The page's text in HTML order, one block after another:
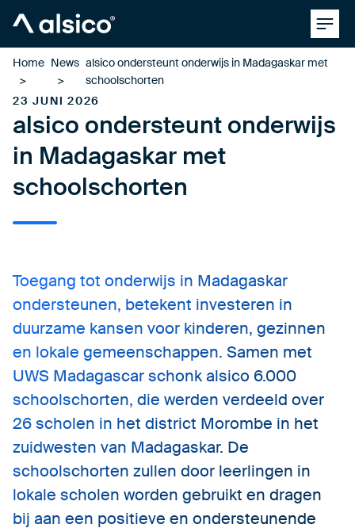
Home News alsico ondersteunt onderwijs in Madagaskar met
schoolschorten
23 JUNI 2026
alsico ondersteunt onderwijs
in Madagaskar met
schoolschorten
Toegang tot onderwijs in Madagaskar
ondersteunen, betekent investeren in
duurzame kansen voor kinderen, gezinnen
en lokale gemeenschappen. Samen met
UWS Madagascar schonk alsico 6.000
schoolschorten, die werden verdeeld over
26 scholen in het district Morombe in het
zuidwesten van Madagaskar. De
schoolschorten zullen door leerlingen in
lokale scholen worden gebruikt en dragen
bij aan een positieve en ondersteunende